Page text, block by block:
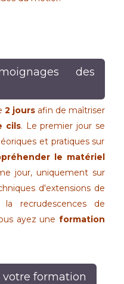
des
2 joursafin de maîtriser
cils. Le premier jour se
et pratiques sur
le matériel
jour, uniquement sur
d'extensions de
recrudescences de
ayez une formation
formation